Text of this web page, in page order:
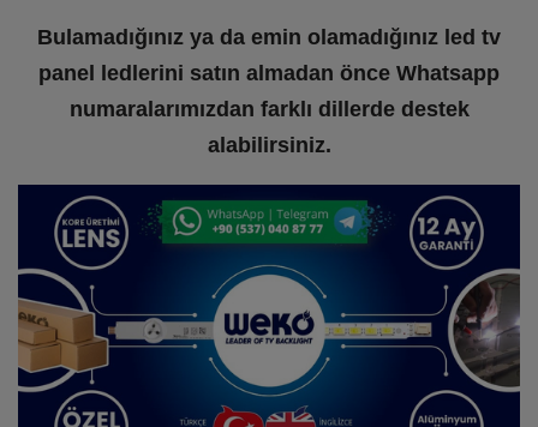
Bulamadığınız ya da emin olamadığınız led tv
panel ledlerini satın almadan önce Whatsapp
numaralarımızdan farklı dillerde destek
alabilirsiniz.